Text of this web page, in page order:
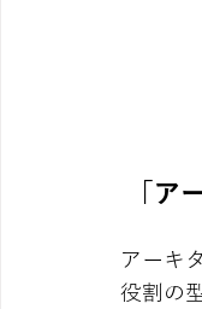
「ア
アーキ
役割の